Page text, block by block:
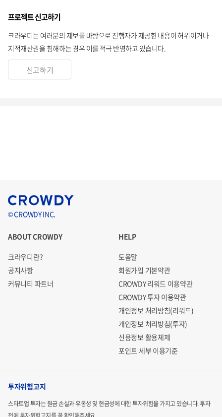
프로젝트 신고하기
크라우디는 여러분의 제보를 바탕으로 진행자가 제공한 내용이 허위이거나
지적재산권을 침해하는 경우 이를 적극 반영하고 있습니다.
신고하기
© CROWDY INC.
ABOUT CROWDY
크라우디란?
공지사항
커뮤니티 파트너
HELP
도움말
회원가입 기본약관
CROWDY 리워드 이용약관
CROWDY 투자 이용약관
개인정보 처리방침(리워드)
개인정보 처리방침(투자)
신용정보 활용체제
포인트 세부 이용기준
투자위험고지
스타트업 투자는 원금 손실과 유동성 및 현금성에 대한 투자위험을 가지고 있습니다.투자